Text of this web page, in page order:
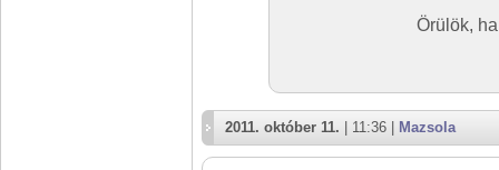
Örülök,
2011. október 11. | 11:36 | Mazsola